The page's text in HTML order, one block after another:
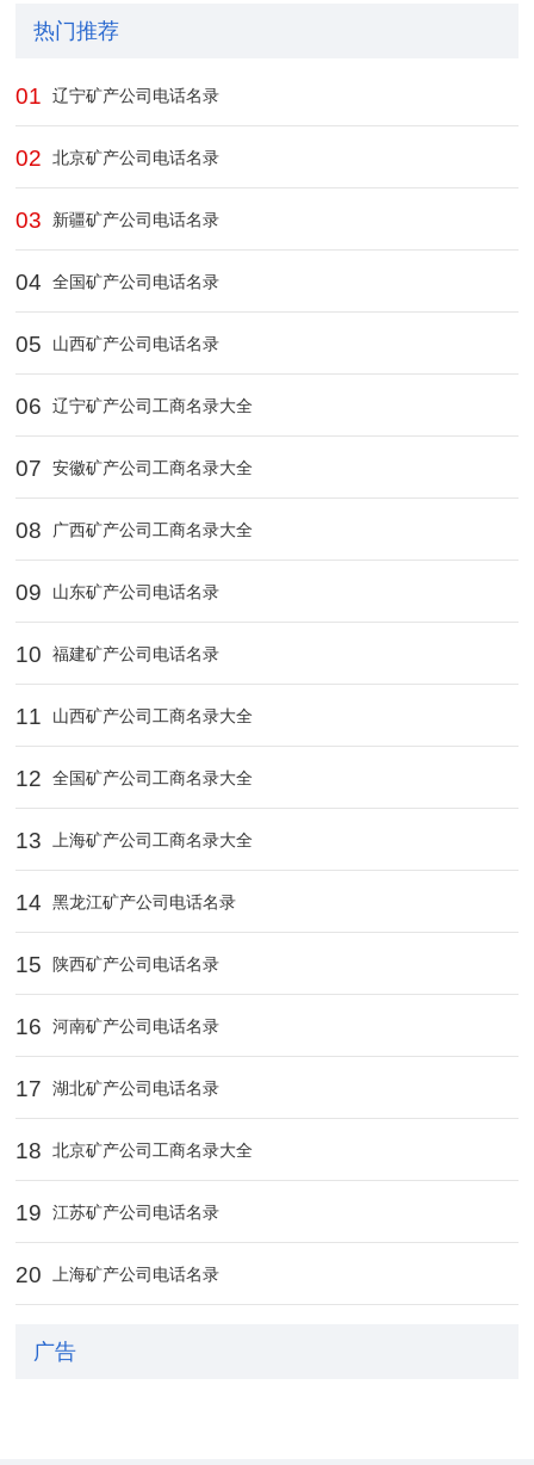
热门推荐
01 辽宁矿产公司电话名录
02 北京矿产公司电话名录
03 新疆矿产公司电话名录
04 全国矿产公司电话名录
05 山西矿产公司电话名录
06 辽宁矿产公司工商名录大全
07 安徽矿产公司工商名录大全
08 广西矿产公司工商名录大全
09 山东矿产公司电话名录
10 福建矿产公司电话名录
11 山西矿产公司工商名录大全
12 全国矿产公司工商名录大全
13 上海矿产公司工商名录大全
14 黑龙江矿产公司电话名录
15 陕西矿产公司电话名录
16 河南矿产公司电话名录
17 湖北矿产公司电话名录
18 北京矿产公司工商名录大全
19 江苏矿产公司电话名录
20 上海矿产公司电话名录
广告